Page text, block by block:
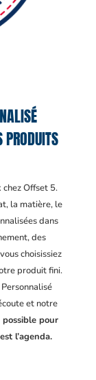
PRODUITS
Offset 5.
la matière, le
dans
des
choisissiez
produit fini.
et notre
pour
l’agenda.